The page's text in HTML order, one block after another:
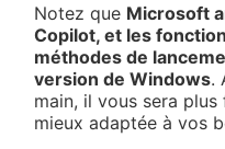
Notez que Microsoft
Copilot, et les
méthodes de
version de Windows.
main, il vous sera
mieux adaptée à vos